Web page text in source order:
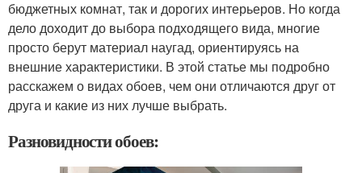
бюджетных комнат, так и дорогих интерьеров. Но когда
дело доходит до выбора подходящего вида, многие
просто берут материал наугад, ориентируясь на
внешние характеристики. В этой статье мы подробно
расскажем о видах обоев, чем они отличаются друг от
друга и какие из них лучше выбрать.
Разновидности обоев: